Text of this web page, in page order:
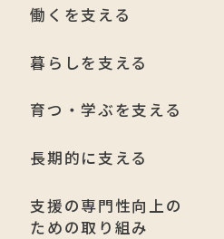
働くを支える
暮らしを支える
育つ・学ぶを支える
長期的に支える
支援の専門性向上の
ための取り組み